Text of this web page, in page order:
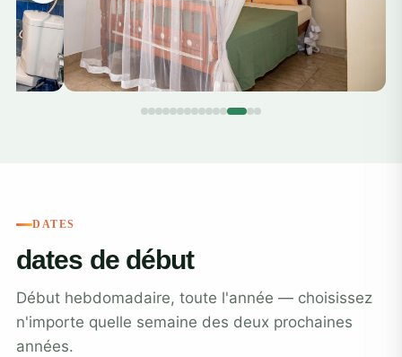
DATES
dates de début
Début hebdomadaire, toute l'année — choisissez
n'importe quelle semaine des deux prochaines
années.